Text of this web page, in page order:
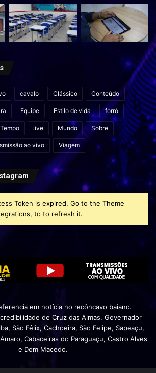
cavalo Clássico Conteúdo
Equipe Estilo de vida forró
live Mundo Sobre
ao vivo Viagem
Token is expired, Go to the Theme
to to refresh it.
em notícia no recôncavo baiano.
de Cruz das Almas, Governador
São Félix, Cachoeira, São Felipe, Sapeaçu,
Cabaceiras do Paraguaçu, Castro Alves
e Dom Macedo.